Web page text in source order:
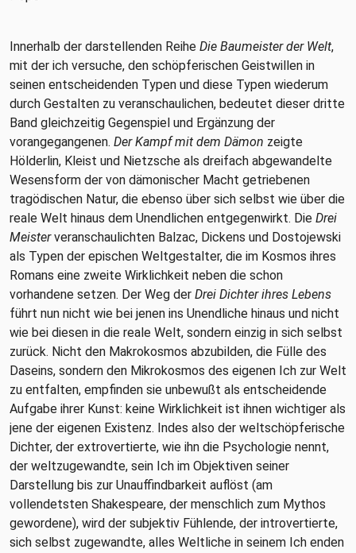
Innerhalb der darstellenden Reihe Die Baumeister der Welt,
mit der ich versuche, den schöpferischen Geistwillen in
seinen entscheidenden Typen und diese Typen wiederum
durch Gestalten zu veranschaulichen, bedeutet dieser dritte
Band gleichzeitig Gegenspiel und Ergänzung der
vorangegangenen. Der Kampf mit dem Dämon zeigte
Hölderlin, Kleist und Nietzsche als dreifach abgewandelte
Wesensform der von dämonischer Macht getriebenen
tragödischen Natur, die ebenso über sich selbst wie über die
reale Welt hinaus dem Unendlichen entgegenwirkt. Die Drei
Meisterveranschaulichten Balzac, Dickens und Dostojewski
als Typen der epischen Weltgestalter, die im Kosmos ihres
Romans eine zweite Wirklichkeit neben die schon
vorhandene setzen. Der Weg der Drei Dichter ihres Lebens
führt nun nicht wie bei jenen ins Unendliche hinaus und nicht
wie bei diesen in die reale Welt, sondern einzig in sich selbst
zurück. Nicht den Makrokosmos abzubilden, die Fülle des
Daseins, sondern den Mikrokosmos des eigenen Ich zur Welt
zu entfalten, empfinden sie unbewußt als entscheidende
Aufgabe ihrer Kunst: keine Wirklichkeit ist ihnen wichtiger als
jene der eigenen Existenz. Indes also der weltschöpferische
Dichter, der extrovertierte, wie ihn die Psychologie nennt,
der weltzugewandte, sein Ich im Objektiven seiner
Darstellung bis zur Unauffindbarkeit auflöst (am
vollendetsten Shakespeare, der menschlich zum Mythos
gewordene), wird der subjektiv Fühlende, der introvertierte,
sich selbst zugewandte, alles Weltliche in seinem Ich enden